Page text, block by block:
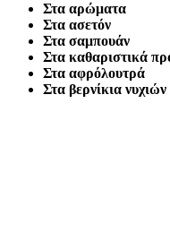
Στα αρώματα
Στα ασετόν
Στα σαμπουάν
Στα καθαριστικά
Στα αφρόλουτρά
Στα βερνίκια νυχιών